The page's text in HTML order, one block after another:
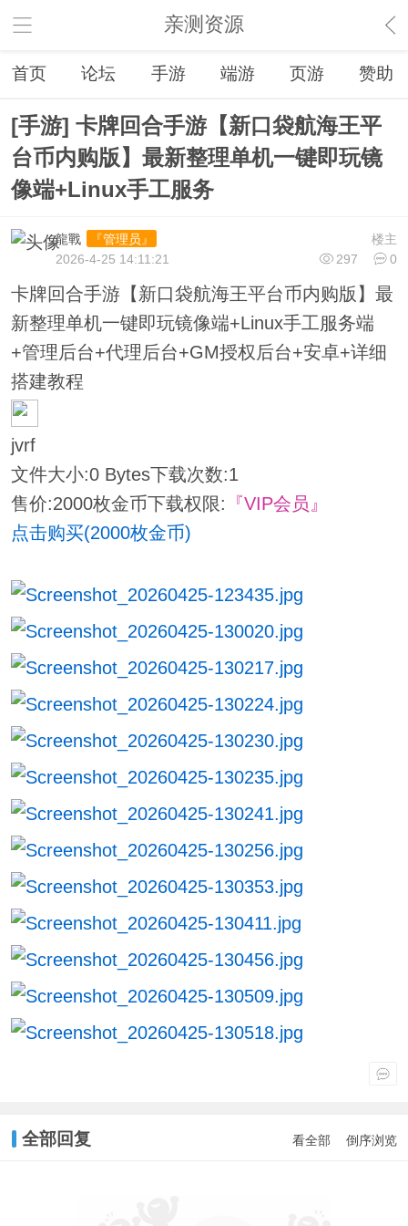
亲测资源
首页 论坛 手游 端游 页游 赞助
[手游] 卡牌回合手游【新口袋航海王平
台币内购版】最新整理单机一键即玩镜
像端+Linux手工服务
楼主
龍戰
『管理员』
297
0
2026-4-25 14:11:21
卡牌回合手游【新口袋航海王平台币内购版】最
新整理单机一键即玩镜像端+Linux手工服务端
+管理后台+代理后台+GM授权后台+安卓+详细
搭建教程
jvrf
文件大小:0 Bytes下载次数:1
售价:2000枚金币下载权限: 『VIP会员』
点击购买(2000枚金币)
全部回复 看全部 倒序浏览